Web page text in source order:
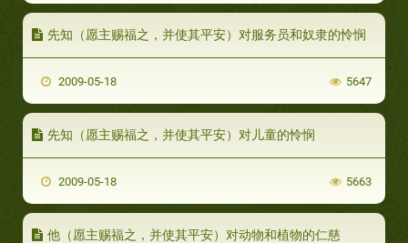
先知（愿主赐福之，并使其平安）对服务员和奴隶的怜悯
2009-05-18 5647
先知（愿主赐福之，并使其平安）对儿童的怜悯
2009-05-18 5663
他（愿主赐福之，并使其平安）对动物和植物的仁慈